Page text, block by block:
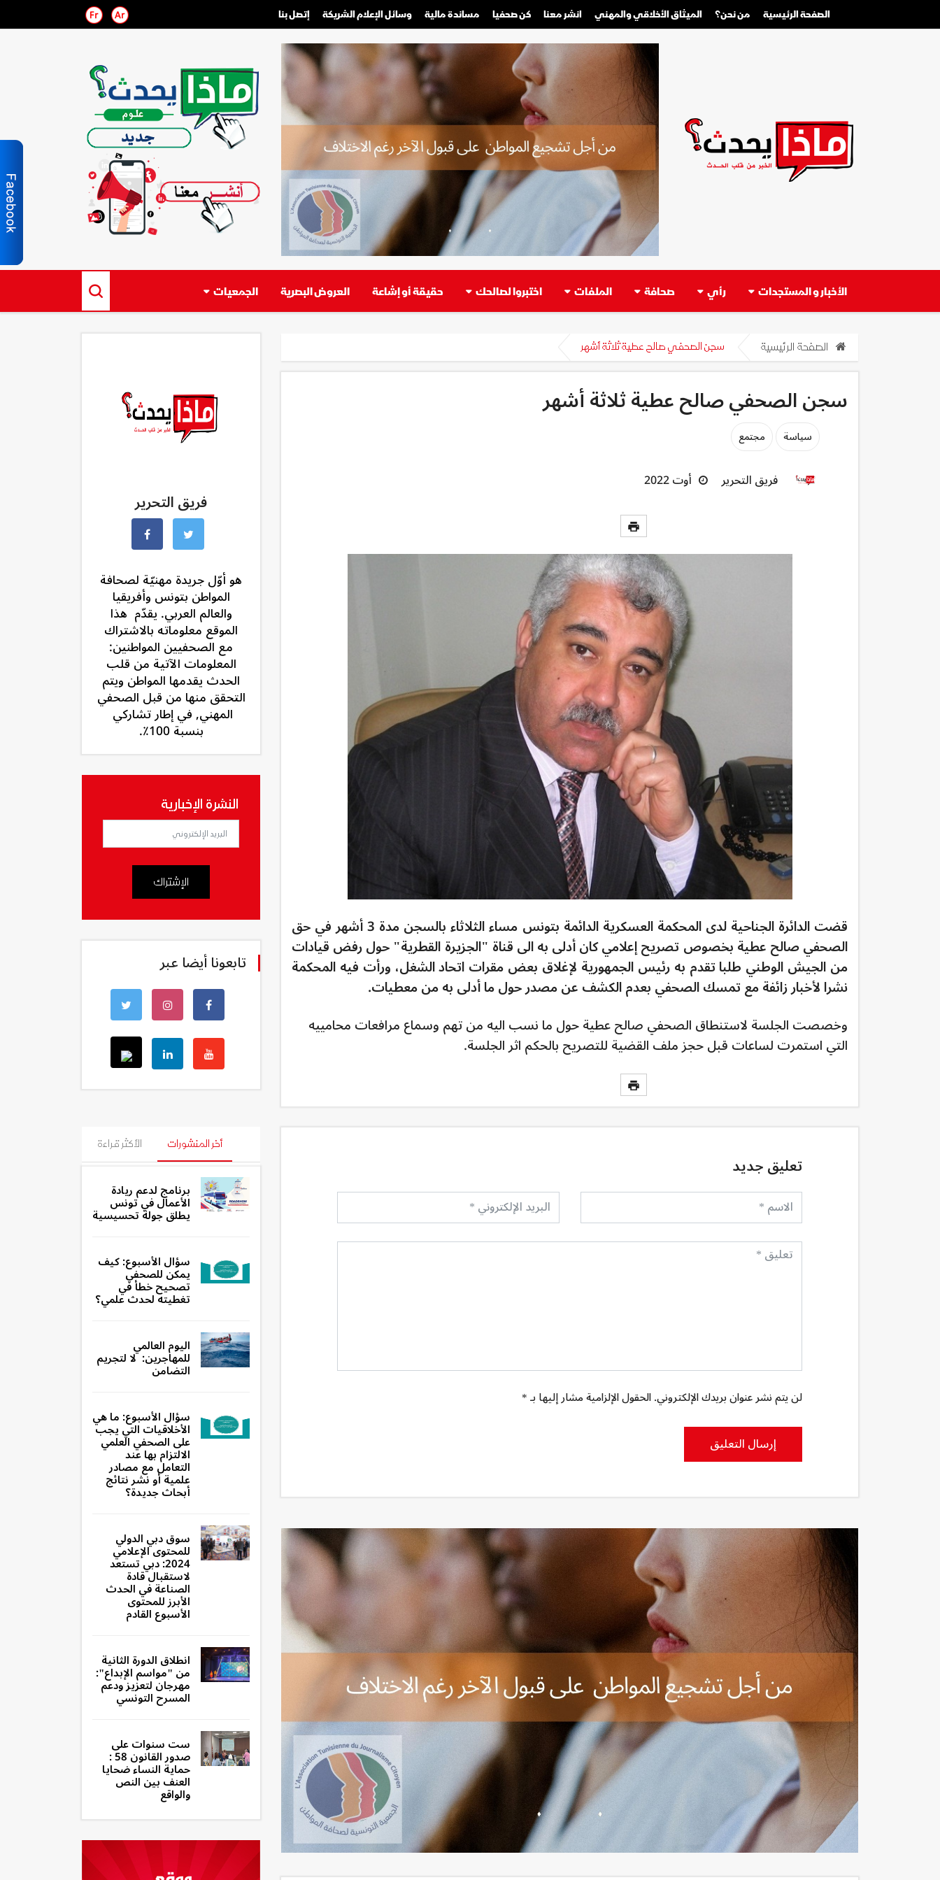
الصفحة الرئيسية من نحن؟ الميثاق الأخلاقي والمهني انشر معنا
كن صحفيا
صحفي محترف
صحفي مواطن
مساندة مالية وسائل الإعلام الشريكة إتصل بنا
الأخبار و المستجدات رأي صحافة الملفات اختبروا لصالحك حقيقة أو إشاعة العروض البصرية الجمعيات
الصفحة الرئيسية سجن الصحفي صالح عطية ثلاثة أشهر
سجن الصحفي صالح عطية ثلاثة أشهر
سياسة مجتمع
فريق التحرير أوت 2022
قضت الدائرة الجناحية لدى المحكمة العسكرية الدائمة بتونس مساء الثلاثاء بالسجن مدة 3 أشهر في حق
الصحفي صالح عطية بخصوص تصريح إعلامي كان أدلى به الى قناة "الجزيرة القطرية" حول رفض قيادات
من الجيش الوطني طلبا تقدم به رئيس الجمهورية لإغلاق بعض مقرات اتحاد الشغل، ورأت فيه المحكمة
نشرا لأخبار زائفة مع تمسك الصحفي بعدم الكشف عن مصدر حول ما أدلى به من معطيات.
وخصصت الجلسة لاستنطاق الصحفي صالح عطية حول ما نسب اليه من تهم وسماع مرافعات محامييه
التي استمرت لساعات قبل حجز ملف القضية للتصريح بالحكم اثر الجلسة.
تعليق جديد
لن يتم نشر عنوان بريدك الإلكتروني. الحقول الإلزامية مشار إليها بـ *
إرسال التعليق
فريق التحرير
هو أوّل جريدة مهنيّة لصحافة
المواطن بتونس وأفريقيا
والعالم العربي. يقدّم هذا
الموقع معلوماته بالاشتراك
مع الصحفيين المواطنين:
المعلومات الآتية من قلب
الحدث يقدمها المواطن ويتم
التحقق منها من قبل الصحفي
المهني, في إطار تشاركي
بنسبة 100٪.
النشرة الإخبارية
الإشتراك
تابعونا أيضا عبر
أخر المنشورات الأكثر قراءة
برنامج لدعم ريادة
الأعمال في تونس
يطلق جولة تحسيسية
سؤال الأسبوع: كيف
يمكن للصحفي
تصحيح خطأ في
تغطيته لحدث علمي؟
اليوم العالمي
للمهاجرين: لا لتجريم
التضامن
سؤال الأسبوع: ما هي
الأخلاقيات التي يجب
على الصحفي العلمي
الالتزام بها عند
التعامل مع مصادر
علمية أو نشر نتائج
أبحاث جديدة؟
سوق دبي الدولي
للمحتوى الإعلامي
2024: دبي تستعد
لاستقبال قادة
الصناعة في الحدث
الأبرز للمحتوى
الأسبوع القادم
انطلاق الدورة الثانية
من "مواسم الإبداع":
مهرجان لتعزيز ودعم
المسرح التونسي
ست سنوات على
صدور القانون 58 :
حماية النساء ضحايا
العنف بين النص
والواقع